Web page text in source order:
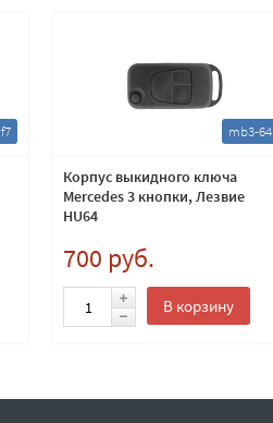
mb3-64
Корпус выкидного ключа
Mercedes 3 кнопки, Лезвие
HU64
700 руб.
В корзину